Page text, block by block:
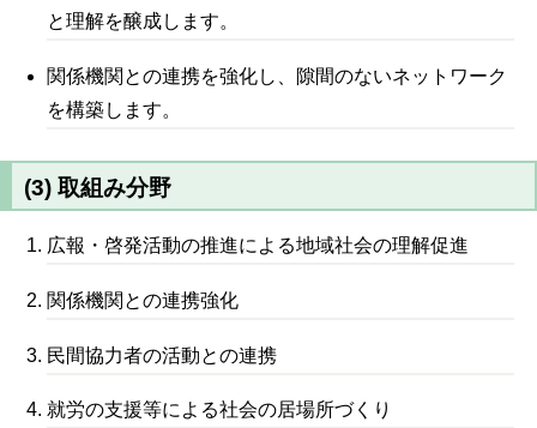
と理解を醸成します。
関係機関との連携を強化し、隙間のないネットワーク
を構築します。
(3) 取組み分野
広報・啓発活動の推進による地域社会の理解促進
関係機関との連携強化
民間協力者の活動との連携
就労の支援等による社会の居場所づくり